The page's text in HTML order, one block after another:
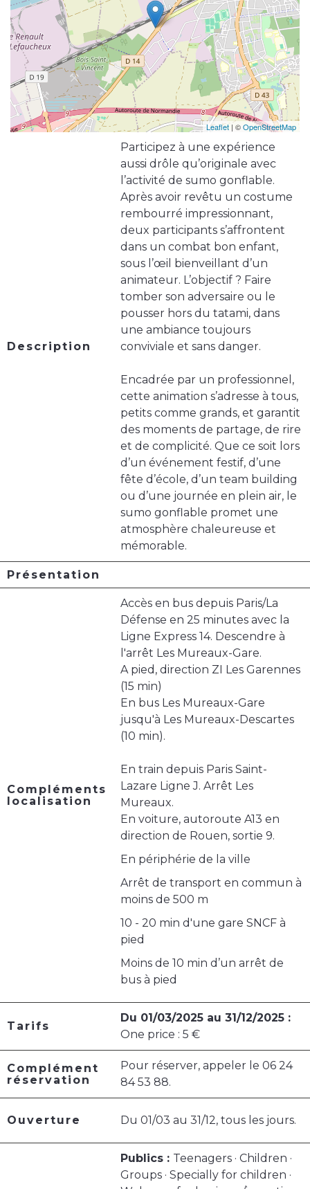
Leaflet | ©OpenStreetMap
Description
Participez à une expérience
aussi drôle qu’originale avec
l’activité de sumo gonflable.
Après avoir revêtu un costume
rembourré impressionnant,
deux participants s’affrontent
dans un combat bon enfant,
sous l’œil bienveillant d’un
animateur. L’objectif ? Faire
tomber son adversaire ou le
pousser hors du tatami, dans
une ambiance toujours
conviviale et sans danger.
Encadrée par un professionnel,
cette animation s’adresse à tous,
petits comme grands, et garantit
des moments de partage, de rire
et de complicité. Que ce soit lors
d’un événement festif, d’une
fête d’école, d’un team building
ou d’une journée en plein air, le
sumo gonflable promet une
atmosphère chaleureuse et
mémorable.
Présentation
Compléments
localisation
Accès en bus depuis Paris/La
Défense en 25 minutes avec la
Ligne Express 14. Descendre à
l'arrêt Les Mureaux-Gare.
A pied, direction ZI Les Garennes
(15 min)
En bus Les Mureaux-Gare
jusqu'à Les Mureaux-Descartes
(10 min).
En train depuis Paris Saint-
Lazare Ligne J. Arrêt Les
Mureaux.
En voiture, autoroute A13 en
direction de Rouen, sortie 9.
En périphérie de la ville
Arrêt de transport en commun à
moins de 500 m
10 - 20 min d'une gare SNCF à
pied
Moins de 10 min d’un arrêt de
bus à pied
Tarifs
Du 01/03/2025 au 31/12/2025 :
One price : 5 €
Complément
réservation
Pour réserver, appeler le 06 24
84 53 88.
Ouverture Du 01/03 au 31/12, tous les jours.
Publics : Teenagers · Children ·
Groups · Specially for children ·